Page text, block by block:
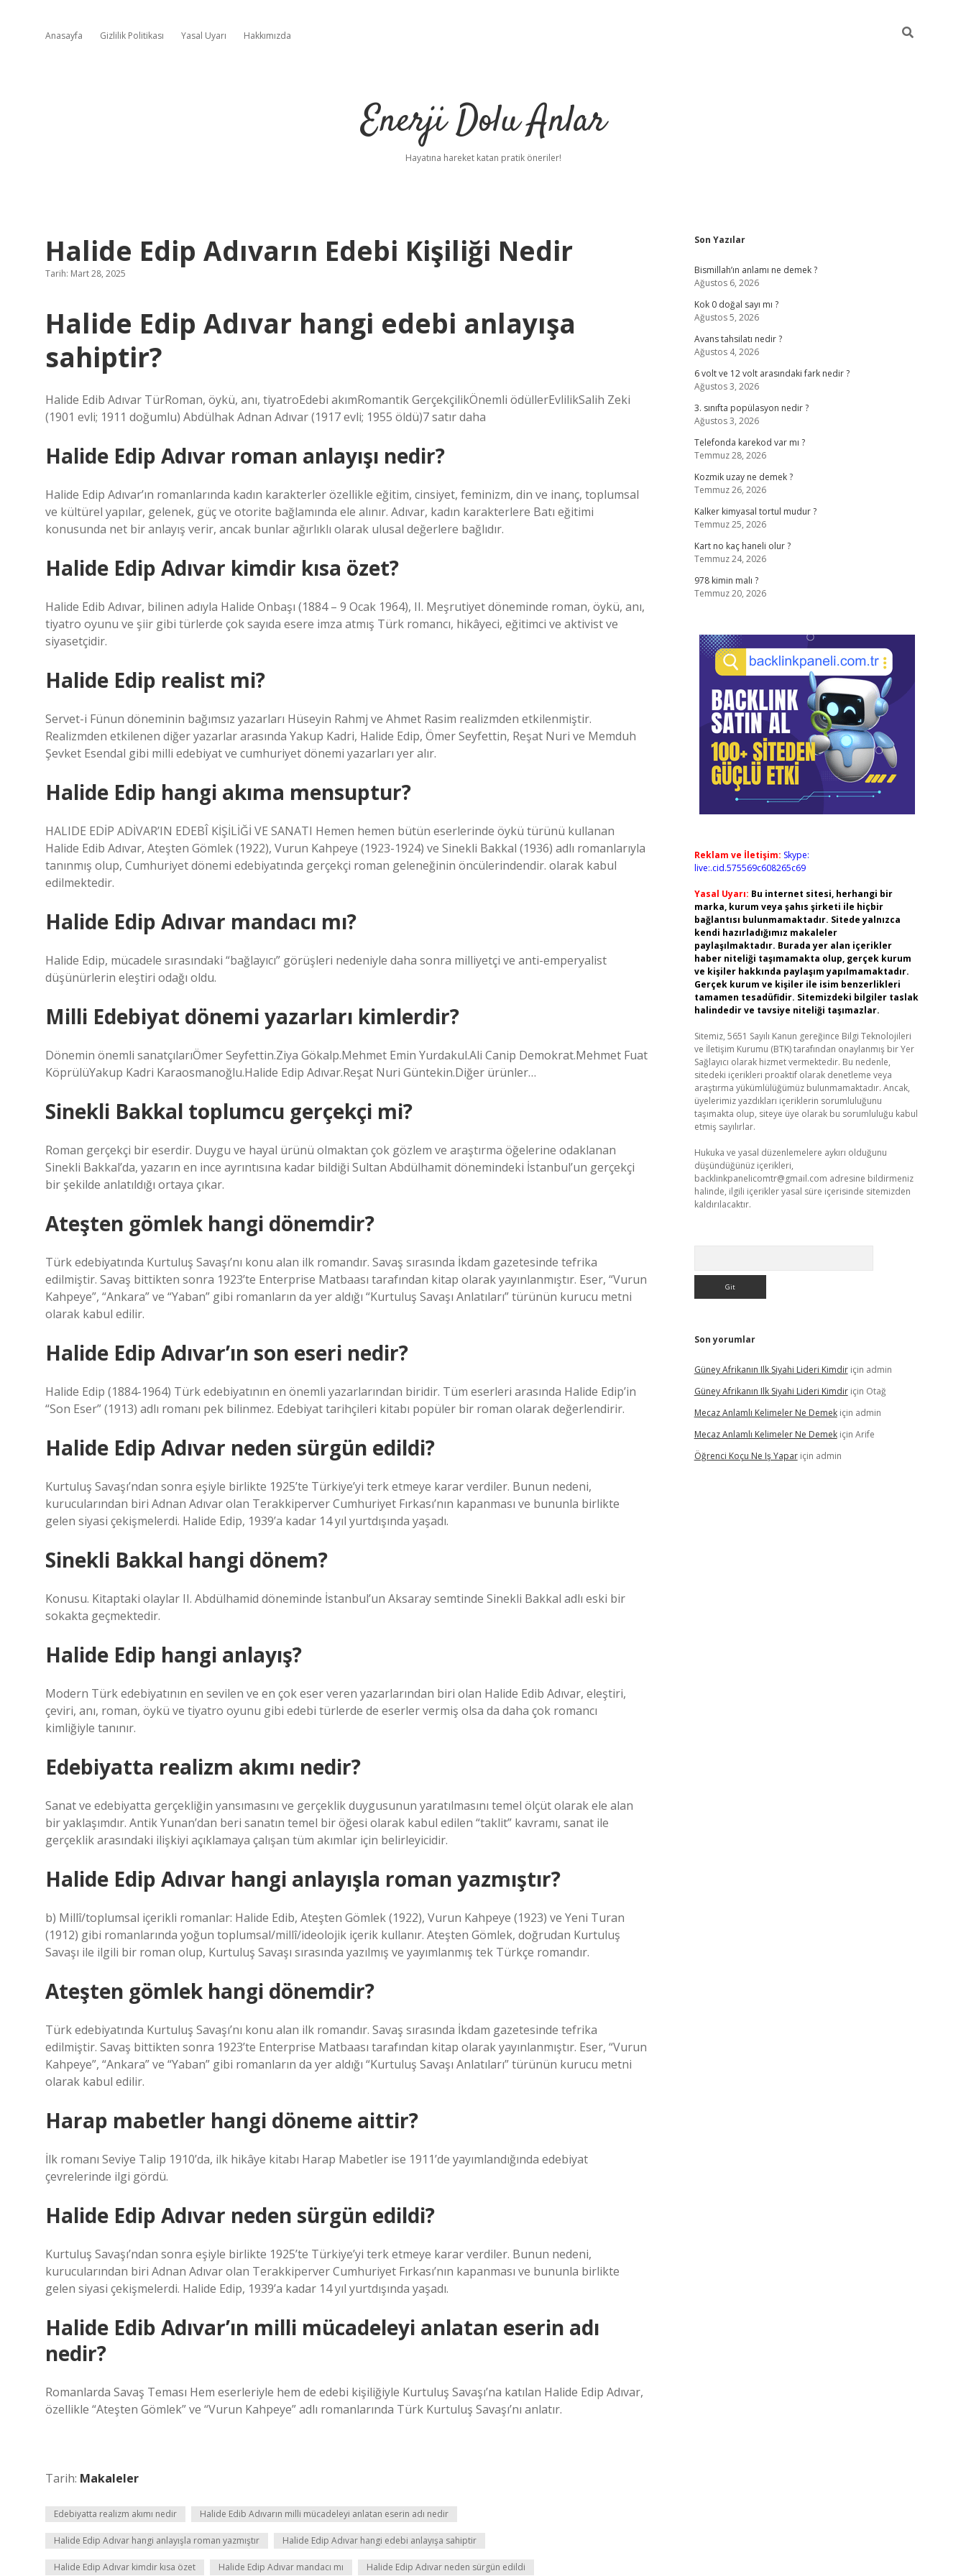
Anasayfa Gizlilik Politikası Yasal Uyarı Hakkımızda
Enerji Dolu Anlar
Hayatına hareket katan pratik öneriler!
Halide Edip Adıvarın Edebi Kişiliği Nedir
Tarih: Mart 28, 2025
Halide Edip Adıvar hangi edebi anlayışa
sahiptir?
Halide Edib Adıvar TürRoman, öykü, anı, tiyatroEdebi akımRomantik GerçekçilikÖnemli ödüllerEvlilikSalih Zeki
(1901 evli; 1911 doğumlu) Abdülhak Adnan Adıvar (1917 evli; 1955 öldü)7 satır daha
Halide Edip Adıvar roman anlayışı nedir?
Halide Edip Adıvar’ın romanlarında kadın karakterler özellikle eğitim, cinsiyet, feminizm, din ve inanç, toplumsal
ve kültürel yapılar, gelenek, güç ve otorite bağlamında ele alınır. Adıvar, kadın karakterlere Batı eğitimi
konusunda net bir anlayış verir, ancak bunlar ağırlıklı olarak ulusal değerlere bağlıdır.
Halide Edip Adıvar kimdir kısa özet?
Halide Edib Adıvar, bilinen adıyla Halide Onbaşı (1884 – 9 Ocak 1964), II. Meşrutiyet döneminde roman, öykü, anı,
tiyatro oyunu ve şiir gibi türlerde çok sayıda esere imza atmış Türk romancı, hikâyeci, eğitimci ve aktivist ve
siyasetçidir.
Halide Edip realist mi?
Servet-i Fünun döneminin bağımsız yazarları Hüseyin Rahmj ve Ahmet Rasim realizmden etkilenmiştir.
Realizmden etkilenen diğer yazarlar arasında Yakup Kadri, Halide Edip, Ömer Seyfettin, Reşat Nuri ve Memduh
Şevket Esendal gibi milli edebiyat ve cumhuriyet dönemi yazarları yer alır.
Halide Edip hangi akıma mensuptur?
HALIDE EDİP ADİVAR’IN EDEBÎ KİŞİLİĞİ VE SANATI Hemen hemen bütün eserlerinde öykü türünü kullanan
Halide Edib Adıvar, Ateşten Gömlek (1922), Vurun Kahpeye (1923-1924) ve Sinekli Bakkal (1936) adlı romanlarıyla
tanınmış olup, Cumhuriyet dönemi edebiyatında gerçekçi roman geleneğinin öncülerindendir. olarak kabul
edilmektedir.
Halide Edip Adıvar mandacı mı?
Halide Edip, mücadele sırasındaki “bağlayıcı” görüşleri nedeniyle daha sonra milliyetçi ve anti-emperyalist
düşünürlerin eleştiri odağı oldu.
Milli Edebiyat dönemi yazarları kimlerdir?
Dönemin önemli sanatçılarıÖmer Seyfettin.Ziya Gökalp.Mehmet Emin Yurdakul.Ali Canip Demokrat.Mehmet Fuat
KöprülüYakup Kadri Karaosmanoğlu.Halide Edip Adıvar.Reşat Nuri Güntekin.Diğer ürünler…
Sinekli Bakkal toplumcu gerçekçi mi?
Roman gerçekçi bir eserdir. Duygu ve hayal ürünü olmaktan çok gözlem ve araştırma öğelerine odaklanan
Sinekli Bakkal’da, yazarın en ince ayrıntısına kadar bildiği Sultan Abdülhamit dönemindeki İstanbul’un gerçekçi
bir şekilde anlatıldığı ortaya çıkar.
Ateşten gömlek hangi dönemdir?
Türk edebiyatında Kurtuluş Savaşı’nı konu alan ilk romandır. Savaş sırasında İkdam gazetesinde tefrika
edilmiştir. Savaş bittikten sonra 1923’te Enterprise Matbaası tarafından kitap olarak yayınlanmıştır. Eser, “Vurun
Kahpeye”, “Ankara” ve “Yaban” gibi romanların da yer aldığı “Kurtuluş Savaşı Anlatıları” türünün kurucu metni
olarak kabul edilir.
Halide Edip Adıvar’ın son eseri nedir?
Halide Edip (1884-1964) Türk edebiyatının en önemli yazarlarından biridir. Tüm eserleri arasında Halide Edip’in
“Son Eser” (1913) adlı romanı pek bilinmez. Edebiyat tarihçileri kitabı popüler bir roman olarak değerlendirir.
Halide Edip Adıvar neden sürgün edildi?
Kurtuluş Savaşı’ndan sonra eşiyle birlikte 1925’te Türkiye’yi terk etmeye karar verdiler. Bunun nedeni,
kurucularından biri Adnan Adıvar olan Terakkiperver Cumhuriyet Fırkası’nın kapanması ve bununla birlikte
gelen siyasi çekişmelerdi. Halide Edip, 1939’a kadar 14 yıl yurtdışında yaşadı.
Sinekli Bakkal hangi dönem?
Konusu. Kitaptaki olaylar II. Abdülhamid döneminde İstanbul’un Aksaray semtinde Sinekli Bakkal adlı eski bir
sokakta geçmektedir.
Halide Edip hangi anlayış?
Modern Türk edebiyatının en sevilen ve en çok eser veren yazarlarından biri olan Halide Edib Adıvar, eleştiri,
çeviri, anı, roman, öykü ve tiyatro oyunu gibi edebi türlerde de eserler vermiş olsa da daha çok romancı
kimliğiyle tanınır.
Edebiyatta realizm akımı nedir?
Sanat ve edebiyatta gerçekliğin yansımasını ve gerçeklik duygusunun yaratılmasını temel ölçüt olarak ele alan
bir yaklaşımdır. Antik Yunan’dan beri sanatın temel bir öğesi olarak kabul edilen “taklit” kavramı, sanat ile
gerçeklik arasındaki ilişkiyi açıklamaya çalışan tüm akımlar için belirleyicidir.
Halide Edip Adıvar hangi anlayışla roman yazmıştır?
b) Millî/toplumsal içerikli romanlar: Halide Edib, Ateşten Gömlek (1922), Vurun Kahpeye (1923) ve Yeni Turan
(1912) gibi romanlarında yoğun toplumsal/millî/ideolojik içerik kullanır. Ateşten Gömlek, doğrudan Kurtuluş
Savaşı ile ilgili bir roman olup, Kurtuluş Savaşı sırasında yazılmış ve yayımlanmış tek Türkçe romandır.
Ateşten gömlek hangi dönemdir?
Türk edebiyatında Kurtuluş Savaşı’nı konu alan ilk romandır. Savaş sırasında İkdam gazetesinde tefrika
edilmiştir. Savaş bittikten sonra 1923’te Enterprise Matbaası tarafından kitap olarak yayınlanmıştır. Eser, “Vurun
Kahpeye”, “Ankara” ve “Yaban” gibi romanların da yer aldığı “Kurtuluş Savaşı Anlatıları” türünün kurucu metni
olarak kabul edilir.
Harap mabetler hangi döneme aittir?
İlk romanı Seviye Talip 1910’da, ilk hikâye kitabı Harap Mabetler ise 1911’de yayımlandığında edebiyat
çevrelerinde ilgi gördü.
Halide Edip Adıvar neden sürgün edildi?
Kurtuluş Savaşı’ndan sonra eşiyle birlikte 1925’te Türkiye’yi terk etmeye karar verdiler. Bunun nedeni,
kurucularından biri Adnan Adıvar olan Terakkiperver Cumhuriyet Fırkası’nın kapanması ve bununla birlikte
gelen siyasi çekişmelerdi. Halide Edip, 1939’a kadar 14 yıl yurtdışında yaşadı.
Halide Edib Adıvar’ın milli mücadeleyi anlatan eserin adı
nedir?
Romanlarda Savaş Teması Hem eserleriyle hem de edebi kişiliğiyle Kurtuluş Savaşı’na katılan Halide Edip Adıvar,
özellikle “Ateşten Gömlek” ve “Vurun Kahpeye” adlı romanlarında Türk Kurtuluş Savaşı’nı anlatır.
Tarih: Makaleler
Edebiyatta realizm akımı nedir Halide Edib Adıvarın milli mücadeleyi anlatan eserin adı nedir
Halide Edip Adıvar hangi anlayışla roman yazmıştır Halide Edip Adıvar hangi edebi anlayışa sahiptir
Halide Edip Adıvar kimdir kısa özet Halide Edip Adıvar mandacı mı Halide Edip Adıvar neden sürgün edildi
Sidebar
Son Yazılar
Bismillah’ın anlamı ne demek ?
Ağustos 6, 2026
Kok 0 doğal sayı mı ?
Ağustos 5, 2026
Avans tahsilatı nedir ?
Ağustos 4, 2026
6 volt ve 12 volt arasındaki fark nedir ?
Ağustos 3, 2026
3. sınıfta popülasyon nedir ?
Ağustos 3, 2026
Telefonda karekod var mı ?
Temmuz 28, 2026
Kozmik uzay ne demek ?
Temmuz 26, 2026
Kalker kimyasal tortul mudur ?
Temmuz 25, 2026
Kart no kaç haneli olur ?
Temmuz 24, 2026
978 kimin malı ?
Temmuz 20, 2026
Reklam ve İletişim: Skype:
live:.cid.575569c608265c69
Yasal Uyarı: Bu internet sitesi, herhangi bir
marka, kurum veya şahıs şirketi ile hiçbir
bağlantısı bulunmamaktadır. Sitede yalnızca
kendi hazırladığımız makaleler
paylaşılmaktadır. Burada yer alan içerikler
haber niteliği taşımamakta olup, gerçek kurum
ve kişiler hakkında paylaşım yapılmamaktadır.
Gerçek kurum ve kişiler ile isim benzerlikleri
tamamen tesadüfidir. Sitemizdeki bilgiler taslak
halindedir ve tavsiye niteliği taşımazlar.
Sitemiz, 5651 Sayılı Kanun gereğince Bilgi Teknolojileri
ve İletişim Kurumu (BTK) tarafından onaylanmış bir Yer
Sağlayıcı olarak hizmet vermektedir. Bu nedenle,
sitedeki içerikleri proaktif olarak denetleme veya
araştırma yükümlülüğümüz bulunmamaktadır. Ancak,
üyelerimiz yazdıkları içeriklerin sorumluluğunu
taşımakta olup, siteye üye olarak bu sorumluluğu kabul
etmiş sayılırlar.
Hukuka ve yasal düzenlemelere aykırı olduğunu
düşündüğünüz içerikleri,
backlinkpanelicomtr@gmail.com adresine bildirmeniz
halinde, ilgili içerikler yasal süre içerisinde sitemizden
kaldırılacaktır.
Son yorumlar
Güney Afrikanın Ilk Siyahi Lideri Kimdiriçin admin
Güney Afrikanın Ilk Siyahi Lideri Kimdiriçin Otağ
Mecaz Anlamlı Kelimeler Ne Demekiçin admin
Mecaz Anlamlı Kelimeler Ne Demekiçin Arife
Öğrenci Koçu Ne Iş Yapariçin admin